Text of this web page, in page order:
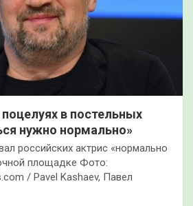
в постельных
нужно нормально»
российских актрис «нормально
площадке Фото:
/ Pavel Kashaev, Павел